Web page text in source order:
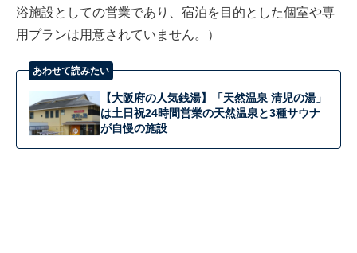
浴施設としての営業であり、宿泊を目的とした個室や専
用プランは用意されていません。）
あわせて読みたい
【大阪府の人気銭湯】「天然温泉 清児の湯」
は土日祝24時間営業の天然温泉と3種サウナ
が自慢の施設